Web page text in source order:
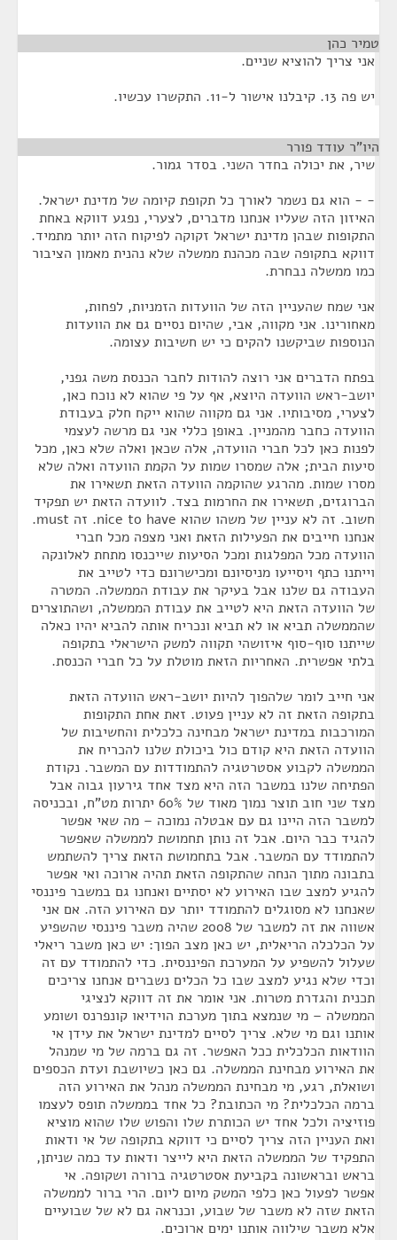
טמיר כהן
אני צריך להוציא שניים.
יש פה 13. קיבלנו אישור ל-11. התקשרו עכשיו.
היו"ר עודד פורר
שיר, את יכולה בחדר השני. בסדר גמור.
- - הוא גם נשמר לאורך כל תקופת קיומה של מדינת ישראל.
האיזון הזה שעליו אנחנו מדברים, לצערי, נפגע דווקא באחת
התקופות שבהן מדינת ישראל זקוקה לפיקוח הזה יותר מתמיד.
דווקא בתקופה שבה מכהנת ממשלה שלא נהנית מאמון הציבור
כמו ממשלה נבחרת.
אני שמח שהעניין הזה של הוועדות הזמניות, לפחות,
מאחורינו. אני מקווה, אבי, שהיום נסיים גם את הוועדות
הנוספות שביקשנו להקים כי יש חשיבות עצומה.
בפתח הדברים אני רוצה להודות לחבר הכנסת משה גפני,
יושב-ראש הוועדה היוצא, אף על פי שהוא לא נוכח כאן,
לצערי, מסיבותיו. אני גם מקווה שהוא ייקח חלק בעבודת
הוועדה כחבר מהמניין. באופן כללי אני גם מרשה לעצמי
לפנות כאן לכל חברי הוועדה, אלה שכאן ואלה שלא כאן, מכל
סיעות הבית; אלה שמסרו שמות על הקמת הוועדה ואלה שלא
מסרו שמות. מהרגע שהוקמה הוועדה הזאת תשאירו את
הברוגזים, תשאירו את החרמות בצד. לוועדה הזאת יש תפקיד
חשוב. זה לא עניין של משהו שהוא nice to have. זה must.
אנחנו חייבים את הפעילות הזאת ואני מצפה מכל חברי
הוועדה מכל המפלגות ומכל הסיעות שייכנסו מתחת לאלונקה
וייתנו כתף ויסייעו מניסיונם ומכישרונם כדי לטייב את
העבודה גם שלנו אבל בעיקר את עבודת הממשלה. המטרה
של הוועדה הזאת היא לטייב את עבודת הממשלה, ושהתוצרים
שהממשלה תביא או לא תביא ונכריח אותה להביא יהיו כאלה
שייתנו סוף-סוף איזושהי תקווה למשק הישראלי בתקופה
בלתי אפשרית. האחריות הזאת מוטלת על כל חברי הכנסת.
אני חייב לומר שלהפוך להיות יושב-ראש הוועדה הזאת
בתקופה הזאת זה לא עניין פעוט. זאת אחת התקופות
המורכבות במדינת ישראל מבחינה כלכלית והחשיבות של
הוועדה הזאת היא קודם כול ביכולת שלנו להכריח את
הממשלה לקבוע אסטרטגיה להתמודדות עם המשבר. נקודת
הפתיחה שלנו במשבר הזה היא מצד אחד גירעון גבוה אבל
מצד שני חוב תוצר נמוך מאוד של 60% יתרות מט"ח, ובכניסה
למשבר הזה היינו גם עם אבטלה נמוכה – מה שאי אפשר
להגיד כבר היום. אבל זה נותן תחמושת לממשלה שאפשר
להתמודד עם המשבר. אבל בתחמושת הזאת צריך להשתמש
בתבונה מתוך הנחה שהתקופה הזאת תהיה ארוכה ואי אפשר
להגיע למצב שבו האירוע לא יסתיים ואנחנו גם במשבר פיננסי
שאנחנו לא מסוגלים להתמודד יותר עם האירוע הזה. אם אני
אשווה את זה למשבר של 2008 שהיה משבר פיננסי שהשפיע
על הכלכלה הריאלית, יש כאן מצב הפוך: יש כאן משבר ריאלי
שעלול להשפיע על המערכת הפיננסית. כדי להתמודד עם זה
וכדי שלא נגיע למצב שבו כל הכלים נשברים אנחנו צריכים
תכנית והגדרת מטרות. אני אומר את זה דווקא לנציגי
הממשלה – מי שנמצא בתוך מערכת הוידיאו קונפרנס ושומע
אותנו וגם מי שלא. צריך לסיים למדינת ישראל את עידן אי
הוודאות הכלכלית ככל האפשר. זה גם ברמה של מי שמנהל
את האירוע מבחינת הממשלה. גם כאן כשיושבת ועדת הכספים
ושואלת, רגע, מי מבחינת הממשלה מנהל את האירוע הזה
ברמה הכלכלית? מי הכתובת? כל אחד בממשלה תופס לעצמו
פוזיציה ולכל אחד יש הכותרת שלו והפוש שלו שהוא מוציא
ואת העניין הזה צריך לסיים כי דווקא בתקופה של אי ודאות
התפקיד של הממשלה הזאת היא לייצר ודאות עד כמה שניתן,
בראש ובראשונה בקביעת אסטרטגיה ברורה ושקופה. אי
אפשר לפעול כאן כלפי המשק מיום ליום. הרי ברור לממשלה
הזאת שזה לא משבר של שבוע, וכנראה גם לא של שבועיים
אלא משבר שילווה אותנו ימים ארוכים.